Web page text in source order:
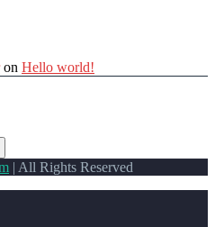
on Hello world!
| All Rights Reserved